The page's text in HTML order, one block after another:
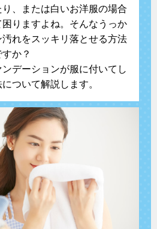
、または白いお洋服の場合
りますよね。そんなうっか
れをスッキリ落とせる方法
か？
デーションが服に付いてし
ついて解説します。